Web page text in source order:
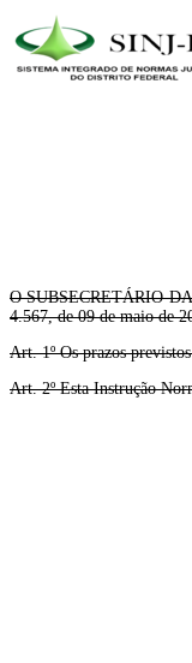
O SUBSECRETÁRIO
4.567, de 09 de maio de
Art. 1º Os prazos
Art. 2º Esta Instrução